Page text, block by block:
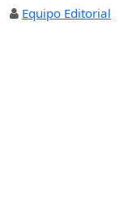
Equipo Editorial